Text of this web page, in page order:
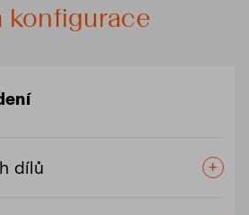
konfigurace
dílů